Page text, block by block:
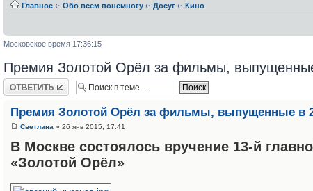
Главное ‹· Обо всем понемногу ‹· Досуг ‹· Кино
Московское время 17:36:15
Премия Золотой Орёл за фильмы,
Ответить
Премия Золотой Орёл за фильмы, выпущенные в
Светлана » 26 янв 2015, 17:41
В Москве состоялось вручение 13-й
«Золотой Орёл»